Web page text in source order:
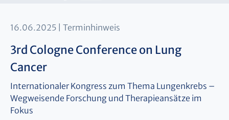
16.06.2025 Terminhinweis
3rd Cologne Conference on Lung
Cancer
Internationaler Kongress zum Thema Lungenkrebs –
Wegweisende Forschung und Therapieansätze im
Fokus